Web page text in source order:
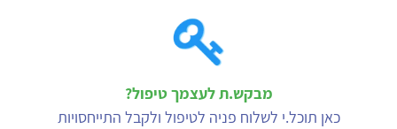
מבקש.ת לעצמך טיפול?
כאן תוכל.י לשלוח פניה לטיפול ולקבל התייחסויות